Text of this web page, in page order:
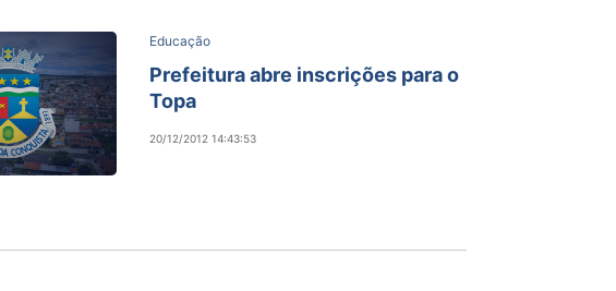
Educação
Prefeitura abre inscrições para o
Topa
20/12/2012 14:43:53